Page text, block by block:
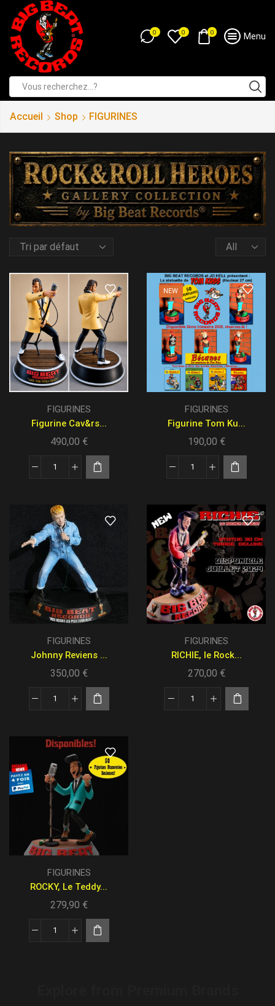
0 0 0 Menu
Accueil Shop FIGURINES
FIGURINES
Figurine Cav&rs...
490,00 €
NEW
FIGURINES
Figurine Tom Ku...
190,00 €
FIGURINES
Johnny Reviens ...
350,00 €
FIGURINES
RICHIE, le Rock...
270,00 €
FIGURINES
ROCKY, Le Teddy...
279,90 €